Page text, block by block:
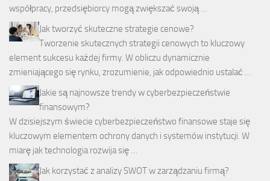
współpracy, przedsiębiorcy mogą zwiększać swoją …
Jak tworzyć skuteczne strategie cenowe?
Tworzenie skutecznych strategii cenowych to kluczowy
element sukcesu każdej firmy. W obliczu dynamicznie
zmieniającego się rynku, zrozumienie, jak odpowiednio ustalać …
Jakie są najnowsze trendy w cyberbezpieczeństwie
finansowym?
W dzisiejszym świecie cyberbezpieczeństwo finansowe staje się
kluczowym elementem ochrony danych i systemów instytucji. W
miarę jak technologia rozwija się …
Jak korzystać z analizy SWOT w zarządzaniu firmą?